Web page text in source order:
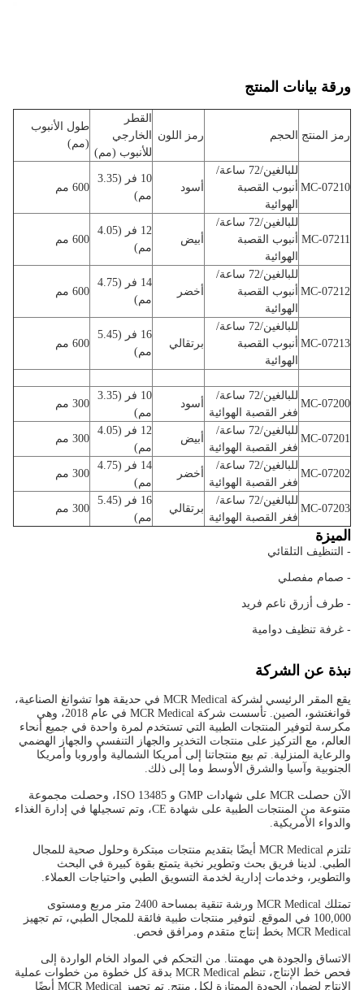
ورقة بيانات المنتج
رمز المنتج الحجم رمز اللون
القطر
الخارجي
للأنبوب (مم)
طول الأنبوب
(مم)
MC-07210
للبالغين/72 ساعة/
أنبوب القصبة
الهوائية
أسود
10 فر (3.35
مم)
600 مم
MC-07211
للبالغين/72 ساعة/
أنبوب القصبة
الهوائية
أبيض
12 فر (4.05
مم)
600 مم
MC-07212
للبالغين/72 ساعة/
أنبوب القصبة
الهوائية
أخضر
14 فر (4.75
مم)
600 مم
MC-07213
للبالغين/72 ساعة/
أنبوب القصبة
الهوائية
برتقالي
16 فر (5.45
مم)
600 مم
MC-07200
للبالغين/72 ساعة/
فغر القصبة الهوائية
أسود
10 فر (3.35
مم)
300 مم
MC-07201
للبالغين/72 ساعة/
فغر القصبة الهوائية
أبيض
12 فر (4.05
مم)
300 مم
MC-07202
للبالغين/72 ساعة/
فغر القصبة الهوائية
أخضر
14 فر (4.75
مم)
300 مم
MC-07203
للبالغين/72 ساعة/
فغر القصبة الهوائية
برتقالي
16 فر (5.45
مم)
300 مم
الميزة
- التنظيف التلقائي
- صمام مفصلي
- طرف أزرق ناعم فريد
- غرفة تنظيف دوامية
نبذة عن الشركة
يقع المقر الرئيسي لشركة MCR Medical في حديقة هوا تشوانغ الصناعية،
قوانغتشو، الصين. تأسست شركة MCR Medical في عام 2018، وهي
مكرسة لتوفير المنتجات الطبية التي تستخدم لمرة واحدة في جميع أنحاء
العالم، مع التركيز على منتجات التخدير والجهاز التنفسي والجهاز الهضمي
والرعاية المنزلية. تم بيع منتجاتنا إلى أمريكا الشمالية وأوروبا وأمريكا
الجنوبية وآسيا والشرق الأوسط وما إلى ذلك.
الآن حصلت MCR على شهادات GMP و ISO 13485، وحصلت مجموعة
متنوعة من المنتجات الطبية على شهادة CE، وتم تسجيلها في إدارة الغذاء
والدواء الأمريكية.
تلتزم MCR Medical أيضًا بتقديم منتجات مبتكرة وحلول صحية للمجال
الطبي. لدينا فريق بحث وتطوير نخبة يتمتع بقوة كبيرة في البحث
والتطوير، وخدمات إدارية لخدمة التسويق الطبي واحتياجات العملاء.
تمتلك MCR Medical ورشة تنقية بمساحة 2400 متر مربع ومستوى
100,000 في الموقع. لتوفير منتجات طبية فائقة للمجال الطبي، تم تجهيز
MCR Medical بخط إنتاج متقدم ومرافق فحص.
الاتساق والجودة هي مهمتنا. من التحكم في المواد الخام الواردة إلى
فحص خط الإنتاج، تنظم MCR Medical بدقة كل خطوة من خطوات عملية
الإنتاج لضمان الجودة الممتازة لكل منتج. تم تجهيز MCR Medical أيضًا